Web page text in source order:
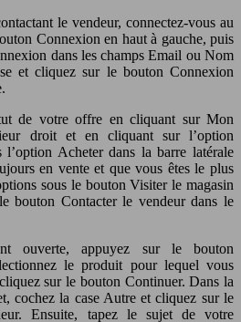
le vendeur, connectez-vous au
Connexion en haut à gauche, puis
dans les champs Email ou Nom
et cliquez sur le bouton Connexion
de votre offre en cliquant sur Mon
droit et en cliquant sur l’option
l’option Acheter dans la barre latérale
en vente et que vous êtes le plus
sous le bouton Visiter le magasin
bouton Contacter le vendeur dans le
ouverte, appuyez sur le bouton
le produit pour lequel vous
sur le bouton Continuer. Dans la
cochez la case Autre et cliquez sur le
Ensuite, tapez le sujet de votre